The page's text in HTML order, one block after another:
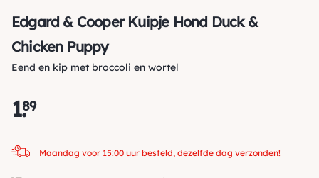
Edgard & Cooper Kuipje Hond Duck &
Chicken Puppy
Eend en kip met broccoli en wortel
1.89
Maandag voor 15:00 uur besteld, dezelfde dag verzonden!